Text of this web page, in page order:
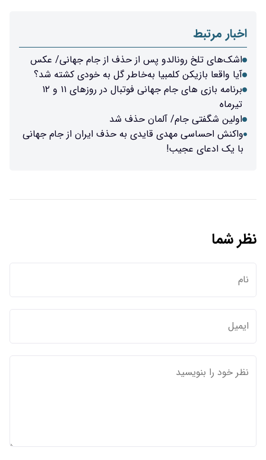
اخبار مرتبط
اشک‌های تلخ رونالدو پس از حذف از جام جهانی/ عکس
آیا واقعا بازیکن کلمبیا به‌خاطر گل به خودی کشته شد؟
برنامه بازی های جام جهانی فوتبال در روزهای ۱۱ و ۱۲
تیرماه
اولین شگفتی جام/ آلمان حذف شد
واکنش احساسی مهدی قایدی به حذف ایران از جام جهانی
با یک ادعای عجیب!
نظر شما